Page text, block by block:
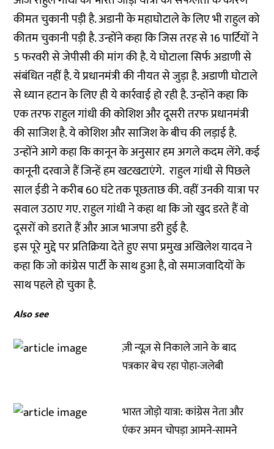
कीमत चुकानी पड़ी है. अडानी के महाघोटाले के लिए भी राहुल को
कीतम चुकानी पड़ी है. उन्होंने कहा कि जिस तरह से 16 पार्टियों ने
5 फरवरी से जेपीसी की मांग की है. ये घोटाला सिर्फ अडाणी से
संबंधित नहीं है. ये प्रधानमंत्री की नीयत से जुड़ा है. अडाणी घोटाले
से ध्यान हटान के लिए ही ये कार्रवाई हो रही है. उन्होंने कहा कि
एक तरफ राहुल गांधी की कोशिश और दूसरी तरफ प्रधानमंत्री
की साजिश है. ये कोशिश और साजिश के बीच की लड़ाई है.
उन्होंने आगे कहा कि कानून के अनुसार हम अगले कदम लेंगे. कई
कानूनी दरवाजे हैं जिन्हें हम खटखटाएंगे. राहुल गांधी से पिछले
साल ईडी ने करीब 60 घंटे तक पूछताछ की. वहीं उनकी यात्रा पर
सवाल उठाए गए. राहुल गांधी ने कहा था कि जो खुद डरते हैं वो
दूसरों को डराते हैं और आज भाजपा डरी हुई है.
इस पूरे मुद्दे पर प्रतिक्रिया देते हुए सपा प्रमुख अखिलेश यादव ने
कहा कि जो कांग्रेस पार्टी के साथ हुआ है, वो समाजवादियों के
साथ पहले हो चुका है.
Also see
ज़ी न्यूज़ से निकाले जाने के बाद
पत्रकार बेच रहा पोहा-जलेबी
भारत जोड़ो यात्रा: कांग्रेस नेता और
एंकर अमन चोपड़ा आमने-सामने